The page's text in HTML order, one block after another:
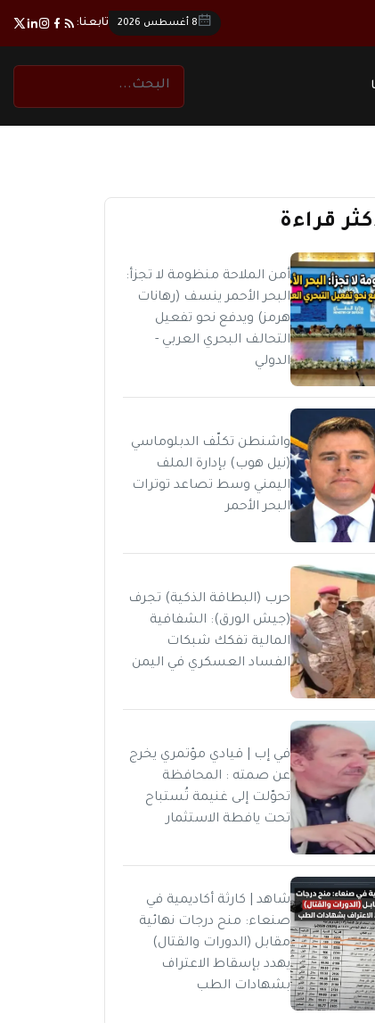
8 أغسطس 2026 تابعنا:
قراءة
أمن الملاحة منظومة لا تجزأ:
البحر الأحمر ينسف (رهانات
هرمز) ويدفع نحو تفعيل
التحالف البحري العربي -
الدولي
واشنطن تكلّف الدبلوماسي
(نيل هوب) بإدارة الملف
اليمني وسط تصاعد توترات
البحر الأحمر
حرب (البطاقة الذكية) تجرف
(جيش الورق): الشفافية
المالية تفكك شبكات
الفساد العسكري في اليمن
في إب | قيادي مؤتمري يخرج
عن صمته : المحافظة
تحوّلت إلى غنيمة تُستباح
تحت يافطة الاستثمار
شاهد | كارثة أكاديمية في
صنعاء: منح درجات نهائية
مقابل (الدورات والقتال)
يهدد بإسقاط الاعتراف
بشهادات الطب